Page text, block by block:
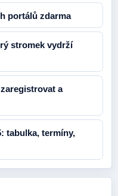
portálů zdarma
stromek vydrží
a
tabulka, termíny,